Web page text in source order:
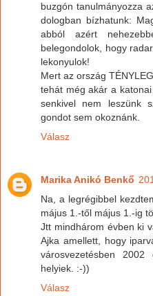
buzgón tanulmányozza
dologban bízhatunk:
abból azért
belegondolok, hogy
lekonyulok!
Mert az ország
tehát még akár a
senkivel nem leszünk
gondot sem okoznánk.
Válasz
Marika Anikó Benkő
Na, a legrégibbel
május 1.-től május 1.-ig
Jtt mindhárom évben ki
Ajka amellett, hogy
városvezetésben
helyiek. :-))
Válasz